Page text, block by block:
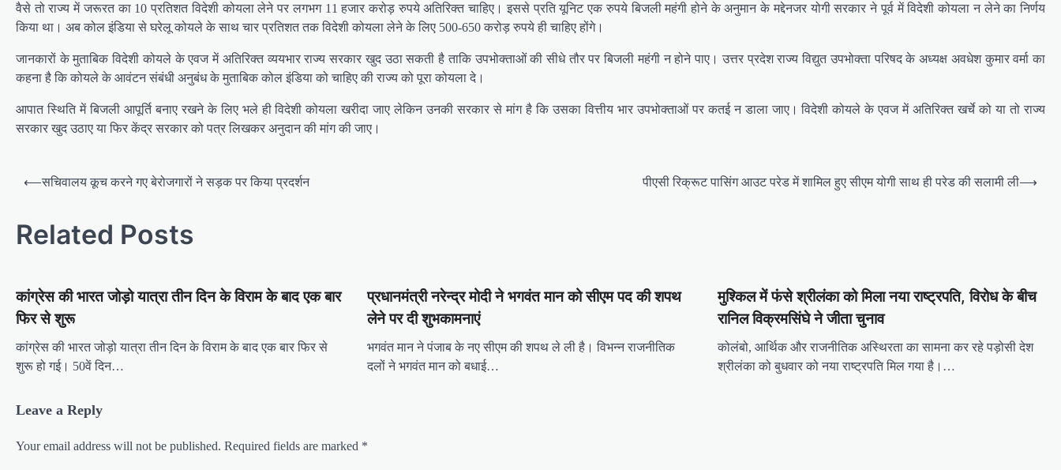
वैसे तो राज्य में जरूरत का 10 प्रतिशत विदेशी कोयला लेने पर लगभग 11 हजार करोड़ रुपये अतिरिक्त चाहिए। इससे प्रति यूनिट एक रुपये बिजली महंगी होने के अनुमान के मद्देनजर योगी सरकार ने पूर्व में विदेशी कोयला न लेने का निर्णय
किया था। अब कोल इंडिया से घरेलू कोयले के साथ चार प्रतिशत तक विदेशी कोयला लेने के लिए 500-650 करोड़ रुपये ही चाहिए होंगे।
जानकारों के मुताबिक विदेशी कोयले के एवज में अतिरिक्त व्ययभार राज्य सरकार खुद उठा सकती है ताकि उपभोक्ताओं की सीधे तौर पर बिजली महंगी न होने पाए। उत्तर प्रदेश राज्य विद्युत उपभोक्ता परिषद के अध्यक्ष अवधेश कुमार वर्मा का
कहना है कि कोयले के आवंटन संबंधी अनुबंध के मुताबिक कोल इंडिया को चाहिए की राज्य को पूरा कोयला दे।
आपात स्थिति में बिजली आपूर्ति बनाए रखने के लिए भले ही विदेशी कोयला खरीदा जाए लेकिन उनकी सरकार से मांग है कि उसका वित्तीय भार उपभोक्ताओं पर कतई न डाला जाए। विदेशी कोयले के एवज में अतिरिक्त खर्चे को या तो राज्य
सरकार खुद उठाए या फिर केंद्र सरकार को पत्र लिखकर अनुदान की मांग की जाए।
s
t
a
v
i
g
i
⟵सचिवालय कूच करने गए बेरोजगारों ने सड़क पर किया प्रदर्शन पीएसी रिक्रूट पासिंग आउट परेड में शामिल हुए सीएम योगी साथ ही परेड की सलामी ली⟶
Related Posts
कांग्रेस की भारत जोड़ो यात्रा तीन दिन के विराम के बाद एक बार
फिर से शुरू
कांग्रेस की भारत जोड़ो यात्रा तीन दिन के विराम के बाद एक बार फिर से
शुरू हो गई। 50वें दिन…
प्रधानमंत्री नरेन्द्र मोदी ने भगवंत मान को सीएम पद की शपथ
लेने पर दी शुभकामनाएं
भगवंत मान ने पंजाब के नए सीएम की शपथ ले ली है। विभन्न राजनीतिक
दलों ने भगवंत मान को बधाई…
मुश्किल में फंसे श्रीलंका को मिला नया राष्ट्रपति, विरोध के बीच
रानिल विक्रमसिंघे ने जीता चुनाव
कोलंबो, आर्थिक और राजनीतिक अस्थिरता का सामना कर रहे पड़ोसी देश
श्रीलंका को बुधवार को नया राष्ट्रपति मिल गया है।…
Leave a Reply
Your email address will not be published. Required fields are marked *